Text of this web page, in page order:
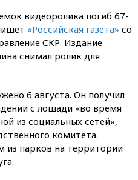
видеоролика погиб 67-
«Российская газета» со
СКР. Издание
снимал ролик для
6 августа. Он получил
с лошади «во время
из социальных сетей»,
комитета.
из парков на территории